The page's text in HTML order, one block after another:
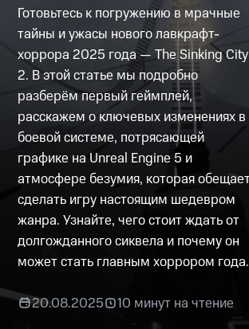
Готовьтесь к погружению в мрачные
тайны и ужасы нового лавкрафт-
хоррора 2025 года — The Sinking City
2. В этой статье мы подробно
разберём первый геймплей,
расскажем о ключевых изменениях в
боевой системе, потрясающей
графике на Unreal Engine 5 и
атмосфере безумия, которая
сделать игру настоящим шедевром
жанра. Узнайте, чего стоит ждать от
долгожданного сиквела и почему он
может стать главным хоррором года.
20.08.2025 10 минут на чтение